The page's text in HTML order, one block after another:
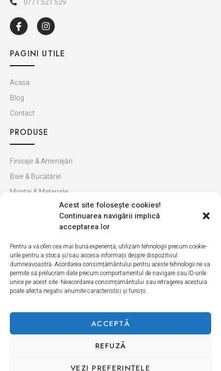
Acest site foloseşte cookies!
Continuarea navigării implică
acceptarea lor
Pentru a vă oferi cea mai bună experiență, utilizăm tehnologii precum cookie-
urile pentru a stoca și/sau accesa informații despre dispozitivul
dumneavoastră. Acordarea consimțământului pentru aceste tehnologii ne va
permite să prelucrăm date precum comportamentul de navigare sau ID-urile
unice pe acest site. Neacordarea consimțământului sau retragerea acestuia
poate afecta negativ anumite caracteristici și funcții.
ACCEPTĂ
REFUZĂ
VEZI PREFERINŢELE
0771.521.529
PAGINI UTILE
Acasa
Blog
Contact
PRODUSE
Finisaje & Amenajări
Baie & Bucătărie
Montaj & Materiale
Cum cumpăr
Politica de retur
Livrarea produselor
Politică de ConfidențialitateTermeni si condiții
Copyright © 2026 Erica Ceramica. Toate drepturile rezervate.